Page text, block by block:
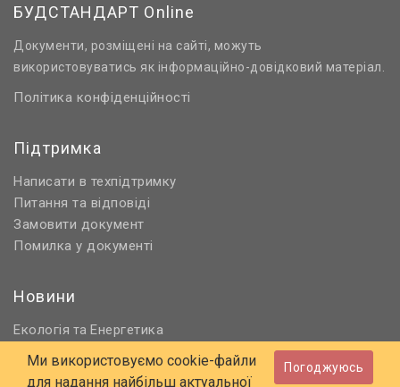
БУДСТАНДАРТ Online
Документи, розміщені на сайті, можуть
використовуватись як інформаційно-довідковий матеріал.
Політика конфіденційності
Підтримка
Написати в техпідтримку
Питання та відповіді
Замовити документ
Помилка у документі
Новини
Екологія та Енергетика
Нормативне регулювання
Будівництво та проєктування
Ми використовуємо cookie-файли
для надання найбільш актуальної
Погоджуюсь